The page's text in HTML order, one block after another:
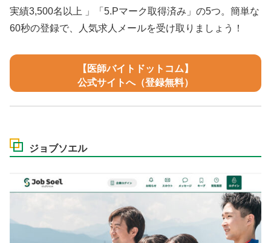
実績3,500名以上 」「5.Pマーク取得済み」の5つ。簡単な
60秒の登録で、人気求人メールを受け取りましょう！
【医師バイトドットコム】
公式サイトへ（登録無料）
ジョブソエル